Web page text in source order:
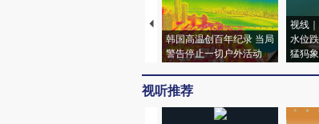
韩国高温创百年纪录 当局
警告停止一切户外活动
视线
水位
猛犸
视听推荐